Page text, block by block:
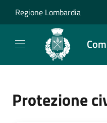
Regione Lombardia
Protezione